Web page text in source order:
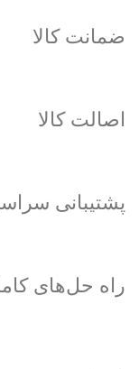
ضمانت کالا
اصالت کالا
پشتیبانی
راه حل‌های